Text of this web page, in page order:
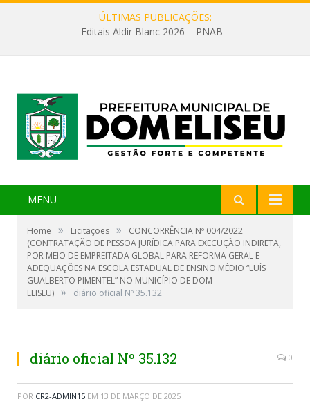
ÚLTIMAS PUBLICAÇÕES:
Editais Aldir Blanc 2026 – PNAB
MENU
Home » Licitações »
CONCORRÊNCIA Nº 004/2022
(CONTRATAÇÃO DE PESSOA JURÍDICA PARA EXECUÇÃO INDIRETA,
POR MEIO DE EMPREITADA GLOBAL PARA REFORMA GERAL E
ADEQUAÇÕES NA ESCOLA ESTADUAL DE ENSINO MÉDIO “LUÍS
GUALBERTO PIMENTEL” NO MUNICÍPIO DE DOM
ELISEU) » diário oficial Nº 35.132
diário oficial Nº 35.132 0
POR CR2-ADMIN15 EM 13 DE MARÇO DE 2025